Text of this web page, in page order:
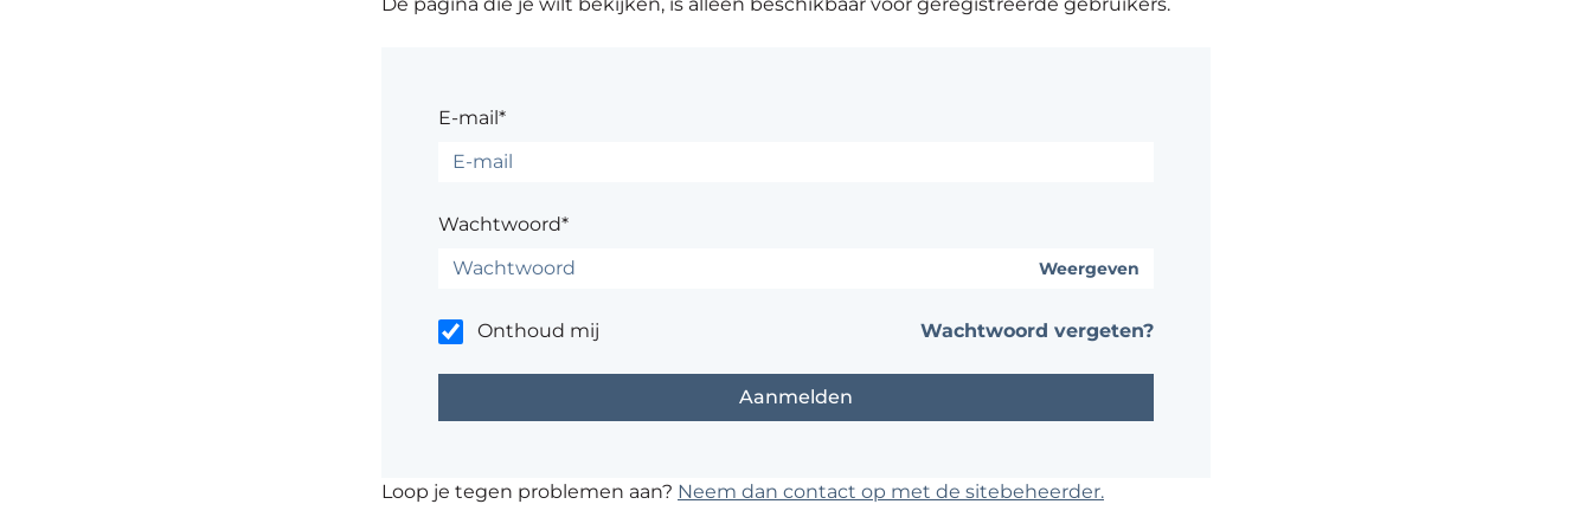
E-mail*
Wachtwoord*
Weergeven
Onthoud mij Wachtwoord vergeten?
Loop je tegen problemen aan? Neem dan contact op met de sitebeheerder.